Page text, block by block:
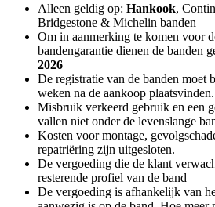
Alleen geldig op: Hankook,
Bridgestone & Michelin banden
Om in aanmerking te komen voor
bandengarantie dienen de banden
2026
De registratie van de banden moet
weken na de aankoop plaatsvinden.
Misbruik verkeerd gebruik en een
vallen niet onder de levenslange
Kosten voor montage,
repatriëring zijn uitgesloten.
De vergoeding die de klant
resterende profiel van de band
De vergoeding is afhankelijk van